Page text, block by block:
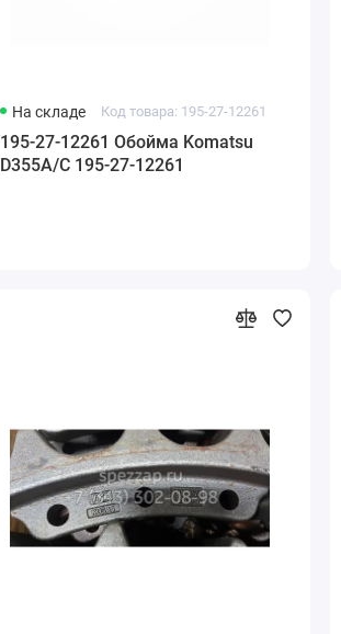
На складе Код товара: 195-27-12261
195-27-12261 Обойма Komatsu
D355A/C 195-27-12261